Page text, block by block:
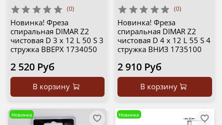
(0)
Новинка! Фреза
спиральная DIMAR Z2
чистовая D 3 x 12 L 50 S 3
стружка ВВЕРХ 1734050
2 520 Руб
В корзину
(0)
Новинка! Фреза
спиральная DIMAR Z2
чистовая D 4 x 12 L 55 S 4
стружка ВНИЗ 1735100
2 910 Руб
В корзину
Новинка Новинка